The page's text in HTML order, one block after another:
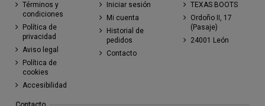
Términos y
condiciones
Política de
privacidad
Aviso legal
Política de
cookies
Accesibilidad
Iniciar sesión
Mi cuenta
Historial de
pedidos
Contacto
TEXAS BOOTS
Ordoño II, 17
(Pasaje)
24001 León